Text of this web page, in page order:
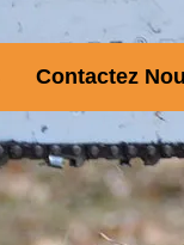
Contactez